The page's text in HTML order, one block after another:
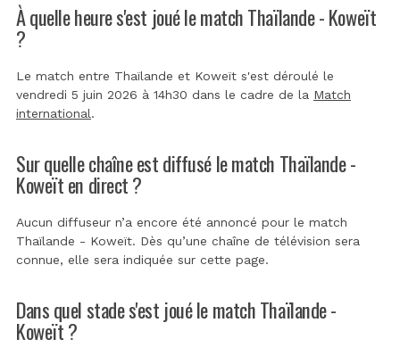
À quelle heure s'est joué le match Thaïlande - Koweït
?
Le match entre Thaïlande et Koweït s'est déroulé le
vendredi 5 juin 2026 à 14h30 dans le cadre de la Match
international.
Sur quelle chaîne est diffusé le match Thaïlande -
Koweït en direct ?
Aucun diffuseur n’a encore été annoncé pour le match
Thaïlande - Koweït. Dès qu’une chaîne de télévision sera
connue, elle sera indiquée sur cette page.
Dans quel stade s'est joué le match Thaïlande -
Koweït ?